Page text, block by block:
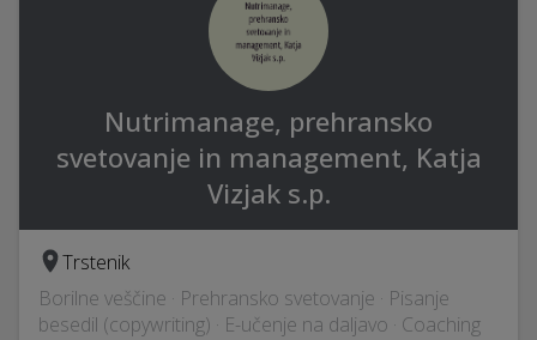
Nutrimanage, prehransko
svetovanje in management, Katja
Vizjak s.p.
Trstenik
Borilne veščine · Prehransko svetovanje · Pisanje
besedil (copywriting) · E-učenje na daljavo · Coaching